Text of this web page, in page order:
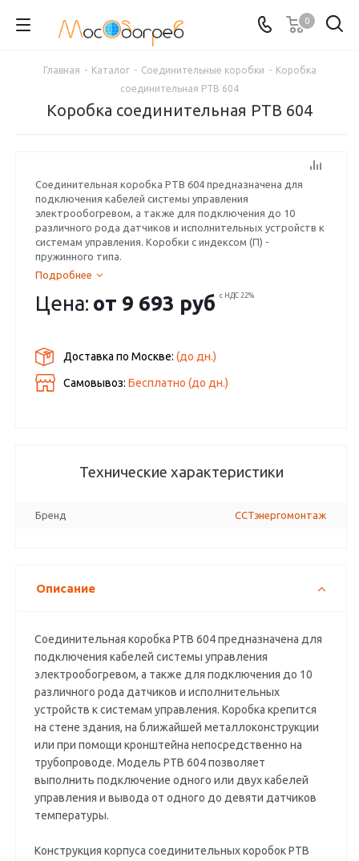
0
Главная - Каталог - Соединительные коробки - Коробка
соединительная РТВ 604
Коробка соединительная РТВ 604
Соединительная коробка РТВ 604 предназначена для
подключения кабелей системы управления
электрообогревом, а также для подключения до 10
различного рода датчиков и исполнительных устройств к
системам управления. Коробки с индексом (П) -
пружинного типа.
Подробнее
Цена: от 9 693 руб с НДС 22%
Доставка по Москве:(до дн.)
Самовывоз:Бесплатно (до дн.)
Технические характеристики
Бренд ССТэнергомонтаж
Описание
Соединительная коробка РТВ 604 предназначена для
подключения кабелей системы управления
электрообогревом, а также для подключения до 10
различного рода датчиков и исполнительных
устройств к системам управления. Коробка крепится
на стене здания, на ближайшей металлоконструкции
или при помощи кронштейна непосредственно на
трубопроводе. Модель РТВ 604 позволяет
выполнить подключение одного или двух кабелей
управления и вывода от одного до девяти датчиков
температуры.
Конструкция корпуса соединительных коробок РТВ